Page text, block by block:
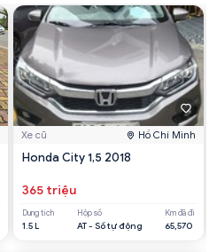
Xe cũ Hồ Chí Minh
Honda City 1,5 2018
365 triệu
Dung tích
1.5 L
Hộp số
AT - Số tự động
Km đã đi
65,570